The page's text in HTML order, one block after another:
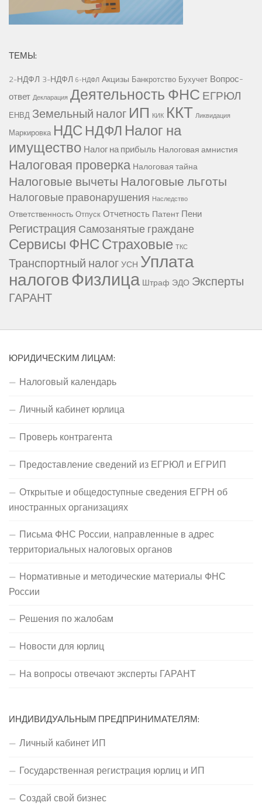
ТЕМЫ:
2-НДФЛ 3-НДФЛ 6-НДФЛ Акцизы Банкротство Бухучет Вопрос-
ответ Декларация Деятельность ФНС ЕГРЮЛ
ЕНВД Земельный налог ИП КИК ККТ Ликвидация
Маркировка НДС НДФЛ Налог на
имущество Налог на прибыль Налоговая амнистия
Налоговая проверка Налоговая тайна
Налоговые вычетыНалоговые льготы
Налоговые правонарушения Наследство
Ответственность Отпуск Отчетность Патент Пени
Регистрация Самозанятые граждане
Сервисы ФНССтраховые ТКС
Транспортный налогУСН Уплата
налоговФизлица Штраф ЭДО Эксперты
ГАРАНТ
ЮРИДИЧЕСКИМ ЛИЦАМ:
Налоговый календарь
Личный кабинет юрлица
Проверь контрагента
Предоставление сведений из ЕГРЮЛ и ЕГРИП
Открытые и общедоступные сведения ЕГРН об
иностранных организациях
Письма ФНС России, направленные в адрес
территориальных налоговых органов
Нормативные и методические материалы ФНС
России
Решения по жалобам
Новости для юрлиц
На вопросы отвечают эксперты ГАРАНТ
ИНДИВИДУАЛЬНЫМ ПРЕДПРИНИМАТЕЛЯМ:
Личный кабинет ИП
Государственная регистрация юрлиц и ИП
Создай свой бизнес